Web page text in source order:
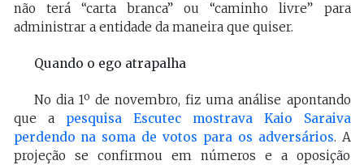
não terá “carta branca” ou “caminho livre” para
administrar a entidade da maneira que quiser.
Quando o ego atrapalha
No dia 1º de novembro, fiz uma análise apontando
que a pesquisa Escutec mostrava Kaio Saraiva
perdendo na soma de votos para os adversários. A
projeção se confirmou em números e a oposição